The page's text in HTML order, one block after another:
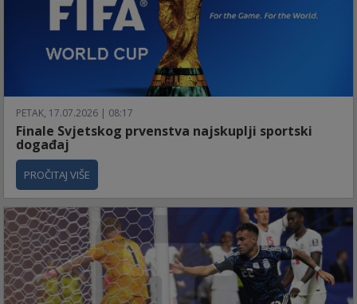
PETAK, 17.07.2026 | 08:17
Finale Svjetskog prvenstva najskuplji sportski
događaj
PROČITAJ VIŠE